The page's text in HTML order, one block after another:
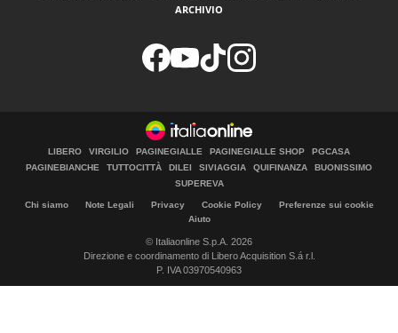
ARCHIVIO
LIBERO VIRGILIO PAGINEGIALLE PAGINEGIALLE SHOP
PGCASA
PAGINEBIANCHE
TUTTOCITTÀ DILEI SIVIAGGIA QUIFINANZA
BUONISSIMO
SUPEREVA
Chi siamo Note Legali Privacy Cookie Policy
Preferenze sui cookie
Aiuto
© Italiaonline S.p.A. 2026
Direzione e coordinamento di Libero Acquisition S.á r.l.
P. IVA 03970540963